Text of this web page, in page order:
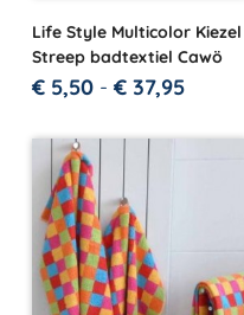
Life Style Multicolor Kiezel
Streep badtextiel Cawö
€ 5,50 - € 37,95